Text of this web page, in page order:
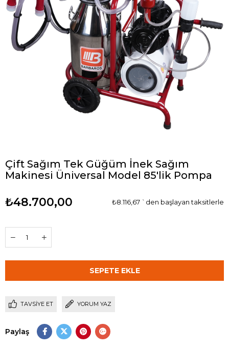
Çift Sağım Tek Güğüm İnek Sağım
Makinesi Üniversal Model 85'lik Pompa
₺48.700,00 ₺8.116,67 `den başlayan taksitlerle
TAVSIYE ET YORUM YAZ
Paylaş